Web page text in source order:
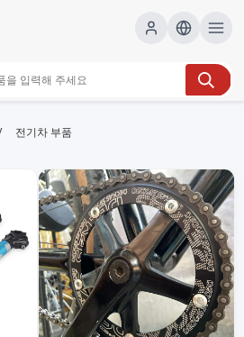
B2B/B2C
목록,전기차부품가이드,
, XOOBAY
가이드안내팁
전기차 부품